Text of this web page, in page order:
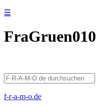
☰
f-r-a-m-o.de